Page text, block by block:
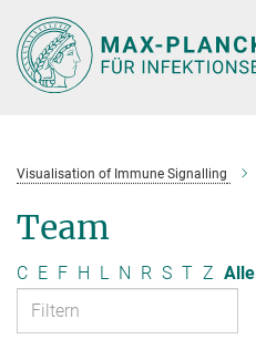
Hauptinhalt
Visualisation of Immune Signalling
Team
C E F H L N R S T Z Alle